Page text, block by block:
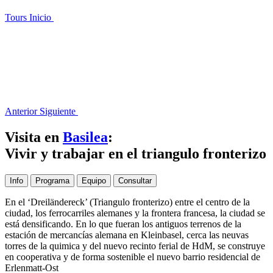
Tours Inicio
Anterior Siguiente
Visita en Basilea:
Vivir y trabajar en el triangulo fronterizo
Info Programa Equipo Consultar
En el ‘Dreiländereck’ (Triangulo fronterizo) entre el centro de la
ciudad, los ferrocarriles alemanes y la frontera francesa, la ciudad se
está densificando. En lo que fueran los antiguos terrenos de la
estación de mercancías alemana en Kleinbasel, cerca las neuvas
torres de la quimica y del nuevo recinto ferial de HdM, se construye
en cooperativa y de forma sostenible el nuevo barrio residencial de
Erlenmatt-Ost